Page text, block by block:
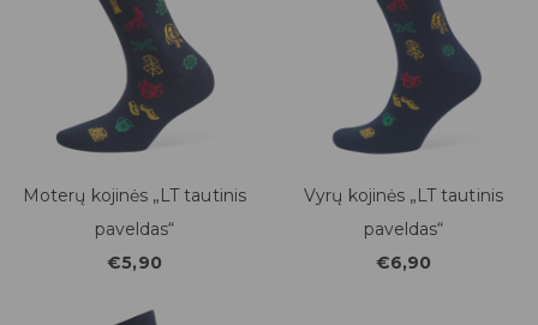
Moterų kojinės „LT tautinis
paveldas“
€5,90
Vyrų kojinės „LT tautinis
paveldas“
€6,90